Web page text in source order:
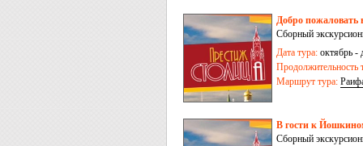
Добро пожаловать
Сборный
Дата тура: октябрь -
Продолжительность
Маршрут тура:
В гости к
Сборный